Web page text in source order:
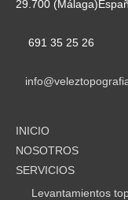
29.700
691 35 25 26
INICIO
NOSOTROS
SERVICIOS
Levantamientos